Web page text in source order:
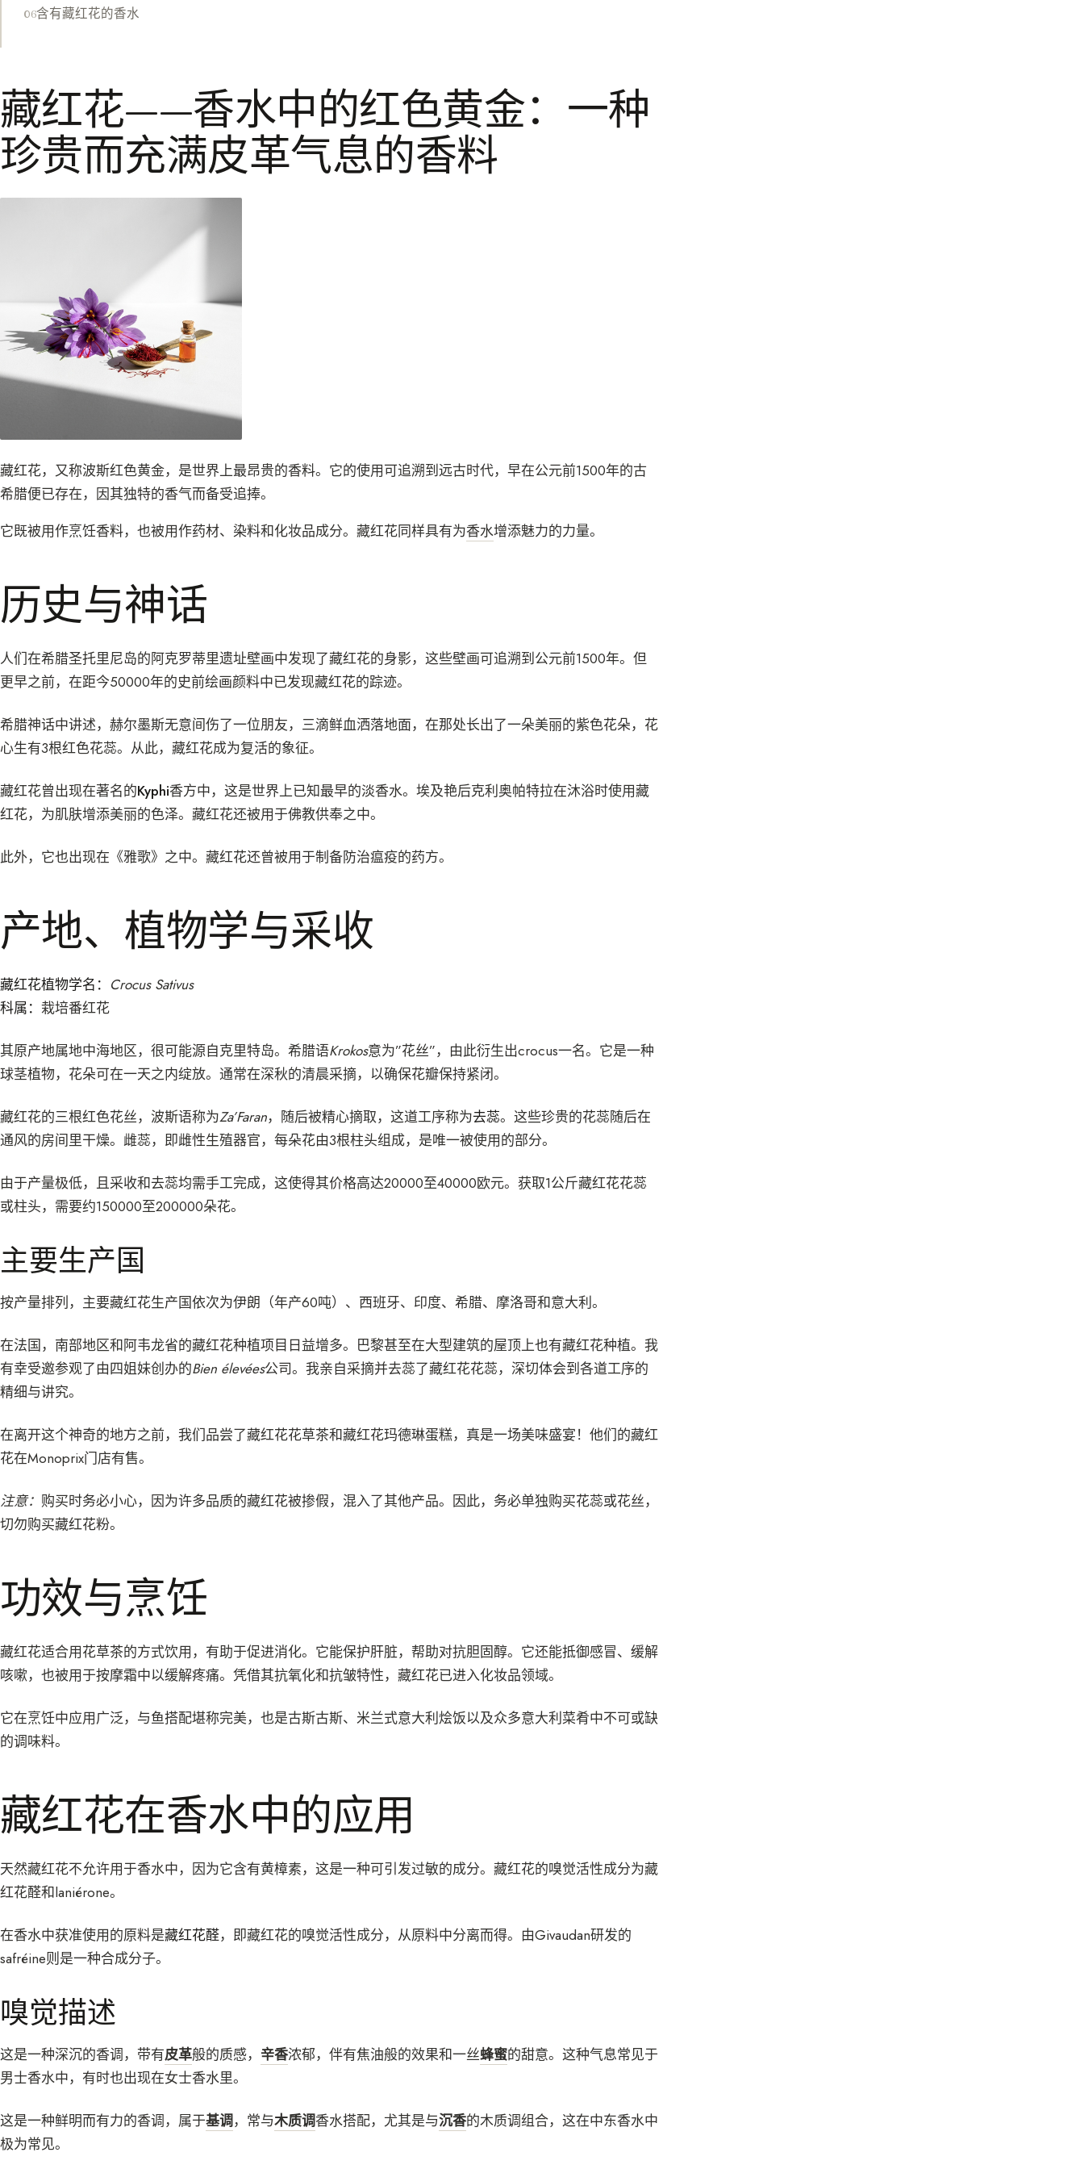
含有藏红花的香水
藏红花——香水中的红色黄金：一种
珍贵而充满皮革气息的香料
藏红花，又称波斯红色黄金，是世界上最昂贵的香料。它的使用可追溯到远古时代，早在公元前1500年的古
希腊便已存在，因其独特的香气而备受追捧。
它既被用作烹饪香料，也被用作药材、染料和化妆品成分。藏红花同样具有为香水增添魅力的力量。
历史与神话
人们在希腊圣托里尼岛的阿克罗蒂里遗址壁画中发现了藏红花的身影，这些壁画可追溯到公元前1500年。但
更早之前，在距今50000年的史前绘画颜料中已发现藏红花的踪迹。
希腊神话中讲述，赫尔墨斯无意间伤了一位朋友，三滴鲜血洒落地面，在那处长出了一朵美丽的紫色花朵，花
心生有3根红色花蕊。从此，藏红花成为复活的象征。
藏红花曾出现在著名的Kyphi香方中，这是世界上已知最早的淡香水。埃及艳后克利奥帕特拉在沐浴时使用藏
红花，为肌肤增添美丽的色泽。藏红花还被用于佛教供奉之中。
此外，它也出现在《雅歌》之中。藏红花还曾被用于制备防治瘟疫的药方。
产地、植物学与采收
藏红花植物学名： Crocus Sativus
科属： 栽培番红花
其原产地属地中海地区，很可能源自克里特岛。希腊语Krokos意为”花丝”，由此衍生出crocus一名。它是一种
球茎植物，花朵可在一天之内绽放。通常在深秋的清晨采摘，以确保花瓣保持紧闭。
藏红花的三根红色花丝，波斯语称为Za’Faran，随后被精心摘取，这道工序称为去蕊。这些珍贵的花蕊随后在
通风的房间里干燥。雌蕊，即雌性生殖器官，每朵花由3根柱头组成，是唯一被使用的部分。
由于产量极低，且采收和去蕊均需手工完成，这使得其价格高达20000至40000欧元。获取1公斤藏红花花蕊
或柱头，需要约150000至200000朵花。
主要生产国
按产量排列，主要藏红花生产国依次为伊朗（年产60吨）、西班牙、印度、希腊、摩洛哥和意大利。
在法国，南部地区和阿韦龙省的藏红花种植项目日益增多。巴黎甚至在大型建筑的屋顶上也有藏红花种植。我
有幸受邀参观了由四姐妹创办的Bien élevées公司。我亲自采摘并去蕊了藏红花花蕊，深切体会到各道工序的
精细与讲究。
在离开这个神奇的地方之前，我们品尝了藏红花花草茶和藏红花玛德琳蛋糕，真是一场美味盛宴！他们的藏红
花在Monoprix门店有售。
注意： 购买时务必小心，因为许多品质的藏红花被掺假，混入了其他产品。因此，务必单独购买花蕊或花丝，
切勿购买藏红花粉。
功效与烹饪
藏红花适合用花草茶的方式饮用，有助于促进消化。它能保护肝脏，帮助对抗胆固醇。它还能抵御感冒、缓解
咳嗽，也被用于按摩霜中以缓解疼痛。凭借其抗氧化和抗皱特性，藏红花已进入化妆品领域。
它在烹饪中应用广泛，与鱼搭配堪称完美，也是古斯古斯、米兰式意大利烩饭以及众多意大利菜肴中不可或缺
的调味料。
藏红花在香水中的应用
天然藏红花不允许用于香水中，因为它含有黄樟素，这是一种可引发过敏的成分。藏红花的嗅觉活性成分为藏
红花醛和laniérone。
在香水中获准使用的原料是藏红花醛，即藏红花的嗅觉活性成分，从原料中分离而得。由Givaudan研发的
safréine则是一种合成分子。
嗅觉描述
这是一种深沉的香调，带有皮革般的质感， 辛香浓郁，伴有焦油般的效果和一丝蜂蜜的甜意。这种气息常见于
男士香水中，有时也出现在女士香水里。
这是一种鲜明而有力的香调，属于基调，常与木质调香水搭配，尤其是与沉香的木质调组合，这在中东香水中
极为常见。